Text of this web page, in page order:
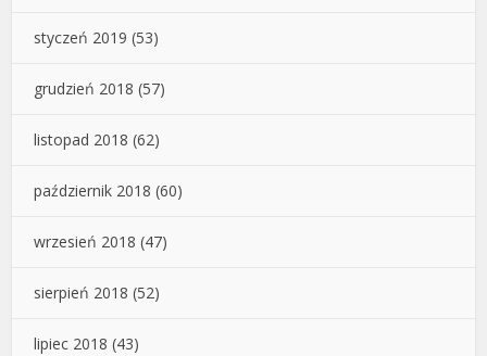
styczeń 2019 (53)
grudzień 2018 (57)
listopad 2018 (62)
październik 2018 (60)
wrzesień 2018 (47)
sierpień 2018 (52)
lipiec 2018 (43)